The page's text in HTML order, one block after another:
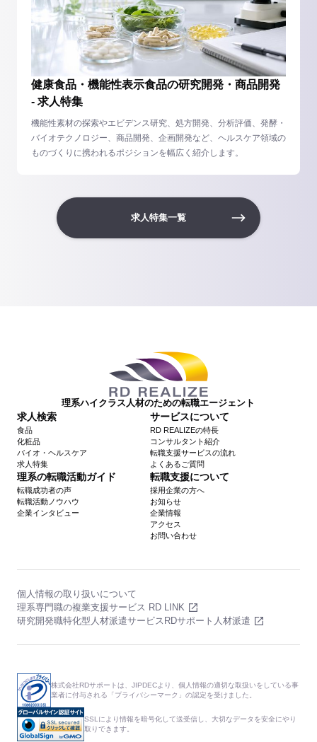
健康食品・機能性表示食品の研究開発・商品開発
- 求人特集
機能性素材の探索やエビデンス研究、処方開発、分析評価、発酵・
バイオテクノロジー、商品開発、企画開発など、ヘルスケア領域の
ものづくりに携われるポジションを幅広く紹介します。
求人特集一覧
理系ハイクラス人材のための転職エージェント
求人検索
食品
化粧品
バイオ・ヘルスケア
求人特集
サービスについて
RD REALIZEの特長
コンサルタント紹介
転職支援サービスの流れ
よくあるご質問
理系の転職活動ガイド
転職成功者の声
転職活動ノウハウ
企業インタビュー
転職支援について
採用企業の方へ
お知らせ
企業情報
アクセス
お問い合わせ
個人情報の取り扱いについて
理系専門職の複業支援サービス RD LINK
研究開発職特化型人材派遣サービスRDサポート人材派遣
株式会社RDサポートは、JIPDECより、個人情報の適切な取扱いをしている事
業者に付与される「プライバシーマーク」の認定を受けました。
SSLにより情報を暗号化して送受信し、大切なデータを安全にやり
取りできます。